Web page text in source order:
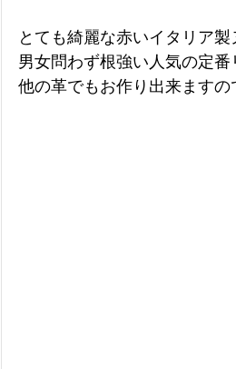
とても綺麗な赤いイタリア製
男女問わず根強い人気の定番
他の革でもお作り出来ますの